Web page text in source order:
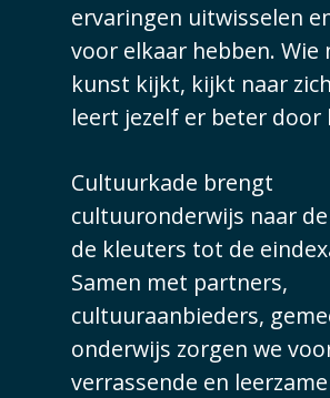
ervaringen uitwisselen
voor elkaar hebben. Wie
kunst kijkt, kijkt naar
leert jezelf er beter door
Cultuurkade brengt
cultuuronderwijs naar
de kleuters tot de
Samen met partners,
cultuuraanbieders,
onderwijs zorgen we
verrassende en leerzame